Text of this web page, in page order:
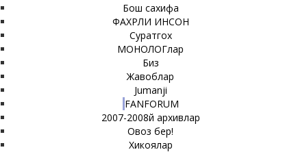
Бош сахифа
ФАХРЛИ ИНСОН
Суратгох
МОНОЛОГлар
Биз
Жавоблар
Jumanji
FANFORUM
2007-2008й архивлар
Овоз бер!
Хикоялар